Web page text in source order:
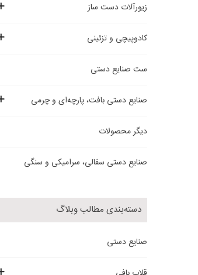
زیورآلات دست ساز
کادوپیچی و تزئینی
ست صنایع دستی
صنایع دستی بافت، پارچه‌ای و چرمی
دیگر محصولات
صنایع دستی سفالی، سرامیکی و سنگی
دسته‌بندی مطالب وبلاگ
صنایع دستی